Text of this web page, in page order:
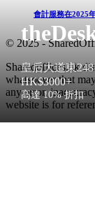
皇后大道東
HK$3000+
高達 10% 折扣
會計服務在2025
© 2025 -
Sharedoffices.hk
whatsoever that
any error,
website is for